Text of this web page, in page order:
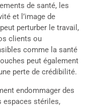
de santé, les
et l’image de
perturber le travail,
clients ou
comme la santé
peut également
perte de crédibilité.
endommager des
espaces stériles,